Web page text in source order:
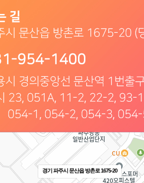
경기 파주시 문산읍 방촌로 1675-20